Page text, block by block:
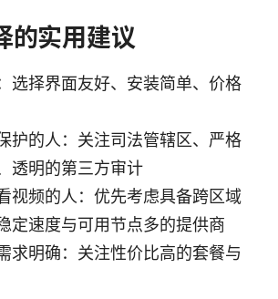
的实用建议
选择界面友好、安装简单、价格
护的人：关注司法管辖区、严格
透明的第三方审计
视频的人：优先考虑具备跨区域
定速度与可用节点多的提供商
求明确：关注性价比高的套餐与